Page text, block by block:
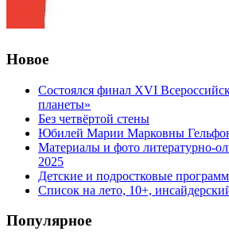
Новое
Состоялся финал XVI
планеты»
Без четвёртой стены
Юбилей Марии Марковны
Материалы и фото литературно-
2025
Детские и подростковые
Список на лето, 10+,
Популярное